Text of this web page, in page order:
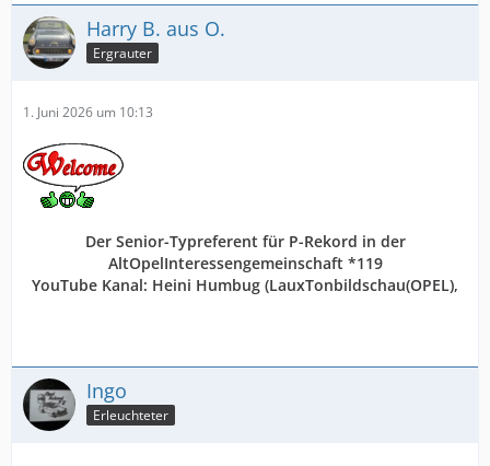
Harry B. aus O.
Ergrauter
1. Juni 2026 um 10:13
Der Senior-Typreferent für P-Rekord in der
AltOpelInteressengemeinschaft *119
YouTube Kanal: Heini Humbug (LauxTonbildschau(OPEL),
Ingo
Erleuchteter